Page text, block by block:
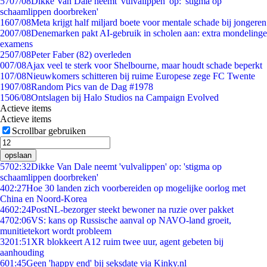
schaamlippen doorbreken'
1607/08Meta krijgt half miljard boete voor mentale schade bij jongeren
2007/08Denemarken pakt AI-gebruik in scholen aan: extra mondelinge
examens
2507/08Peter Faber (82) overleden
007/08Ajax veel te sterk voor Shelbourne, maar houdt schade beperkt
107/08Nieuwkomers schitteren bij ruime Europese zege FC Twente
1907/08Random Pics van de Dag #1978
1506/08Ontslagen bij Halo Studios na Campaign Evolved
Actieve items
Actieve items
Scrollbar gebruiken
opslaan
5702:32Dikke Van Dale neemt 'vulvalippen' op: 'stigma op
schaamlippen doorbreken'
402:27Hoe 30 landen zich voorbereiden op mogelijke oorlog met
China en Noord-Korea
4602:24PostNL-bezorger steekt bewoner na ruzie over pakket
4702:06VS: kans op Russische aanval op NAVO-land groeit,
munitietekort wordt probleem
3201:51 XR blokkeert A12 ruim twee uur, agent gebeten bij
aanhouding
601:45Geen 'happy end' bij seksdate via Kinky.nl